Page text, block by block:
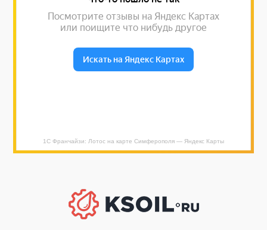
1С Франчайзи: Лотос на карте Симферополя — Яндекс Карты